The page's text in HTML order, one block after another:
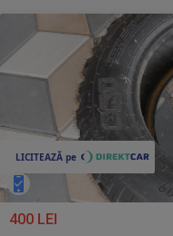
400 LEI